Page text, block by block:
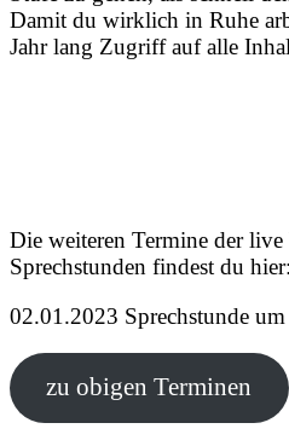
Damit du wirklich in Ruhe
Jahr lang Zugriff auf alle
Die weiteren Termine der
Sprechstunden findest du hier:
02.01.2023 Sprechstunde
zu obigen Terminen